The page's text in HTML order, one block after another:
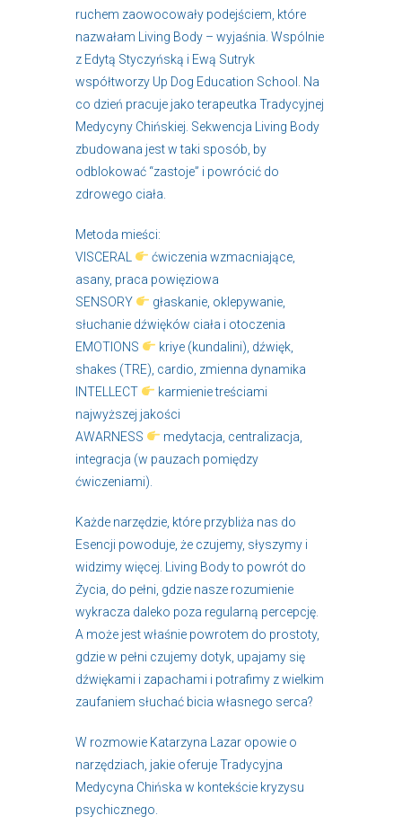
ruchem zaowocowały podejściem, które
nazwałam Living Body – wyjaśnia. Wspólnie
z Edytą Styczyńską i Ewą Sutryk
współtworzy Up Dog Education School. Na
co dzień pracuje jako terapeutka Tradycyjnej
Medycyny Chińskiej. Sekwencja Living Body
zbudowana jest w taki sposób, by
odblokować “zastoje” i powrócić do
zdrowego ciała.
Metoda mieści:
VISCERAL
ćwiczenia wzmacniające,
asany, praca powięziowa
SENSORY
głaskanie, oklepywanie,
słuchanie dźwięków ciała i otoczenia
EMOTIONS
kriye (kundalini), dźwięk,
shakes (TRE), cardio, zmienna dynamika
INTELLECT
karmienie treściami
najwyższej jakości
AWARNESS
medytacja, centralizacja,
integracja (w pauzach pomiędzy
ćwiczeniami).
Każde narzędzie, które przybliża nas do
Esencji powoduje, że czujemy, słyszymy i
widzimy więcej. Living Body to powrót do
Życia, do pełni, gdzie nasze rozumienie
wykracza daleko poza regularną percepcję.
A może jest właśnie powrotem do prostoty,
gdzie w pełni czujemy dotyk, upajamy się
dźwiękami i zapachami i potrafimy z wielkim
zaufaniem słuchać bicia własnego serca?
W rozmowie Katarzyna Lazar opowie o
narzędziach, jakie oferuje Tradycyjna
Medycyna Chińska w kontekście kryzysu
psychicznego.